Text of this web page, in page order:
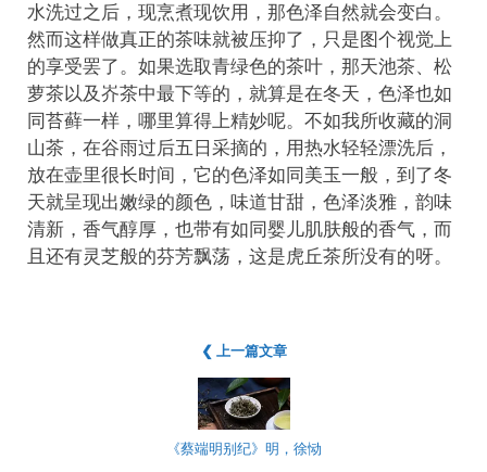
水洗过之后，现烹煮现饮用，那色泽自然就会变白。
然而这样做真正的茶味就被压抑了，只是图个视觉上
的享受罢了。如果选取青绿色的茶叶，那天池茶、松
萝茶以及岕茶中最下等的，就算是在冬天，色泽也如
同苔藓一样，哪里算得上精妙呢。不如我所收藏的洞
山茶，在谷雨过后五日采摘的，用热水轻轻漂洗后，
放在壶里很长时间，它的色泽如同美玉一般，到了冬
天就呈现出嫩绿的颜色，味道甘甜，色泽淡雅，韵味
清新，香气醇厚，也带有如同婴儿肌肤般的香气，而
且还有灵芝般的芬芳飘荡，这是虎丘茶所没有的呀。
❮ 上一篇文章
《蔡端明别纪》明，徐恸